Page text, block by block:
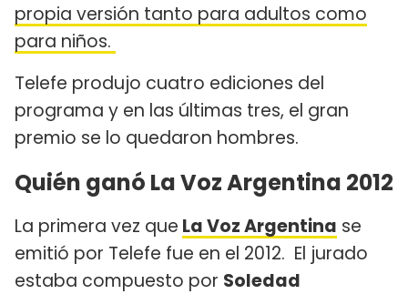
propia versión tanto para adultos como
para niños.
Telefe produjo cuatro ediciones del
programa​ y en las últimas tres, el gran
premio se lo quedaron hombres.
Quién ganó La Voz Argentina 2012
La primera vez que La Voz Argentina se
emitió por Telefe fue en el 2012. El jurado
estaba compuesto por Soledad